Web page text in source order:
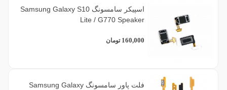
اسپیکر سامسونگ Samsung Galaxy S10
Lite / G770 Speaker
160,000 تومان
فلت پاور سامسونگ Samsung Galaxy